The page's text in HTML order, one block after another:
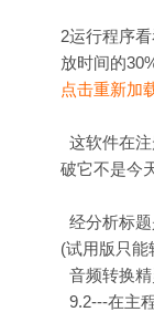
2运行程序
放时间的
点击重新加
这软件在
破它不是今
经分析标
(试用版只能
音频转换
9.2---在主